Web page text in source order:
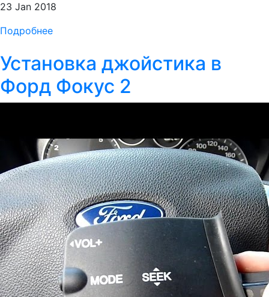
23 Jan 2018
Подробнее
Установка джойстика в
Форд Фокус 2